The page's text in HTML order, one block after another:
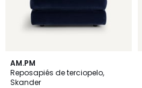
AM.PM
Reposapiés de terciopelo,
Skander
15
Colores